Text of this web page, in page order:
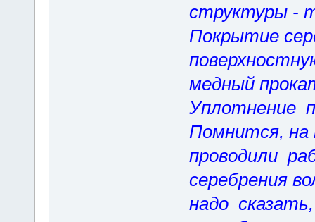
структуры -
Покрытие
медный
Уплотнение
Помнится, на
проводили
серебрения
надо